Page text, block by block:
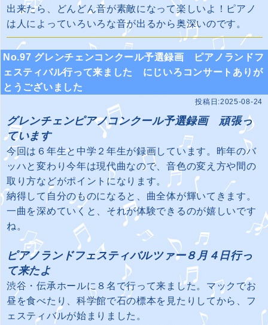
出来たら、どんどん音が素敵になって楽しいよ！ピアノ
は人によっていろいろな音が出るから奥深いのです。
No.97 グレンチェンコンクール予選録画 ピアノランドフ
ェスティバル行って来ました にじいろコンサートありが
とうございました
投稿日:2025-08-24
グレンチェンピアノコンクール予選録画 頑張っ
ています
今回は６年生と中学２年生が録画しています。昨年のバ
ッハと変わり今年は現代曲なので、音色の変え方や間の
取り方などがポイントになります。
納得して自分のものになると、曲全体が輝いてきます。
一曲を深めていくと、それが体験できるのが嬉しいです
ね。
ピアノランドフェスティバルツァー８月４日行っ
て来たよ
渋谷・伝承ホールに８名で行って来ました。マックでお
昼を食べたり、科学館で石の標本を見たりしてから、フ
ェスティバルが始まりました。